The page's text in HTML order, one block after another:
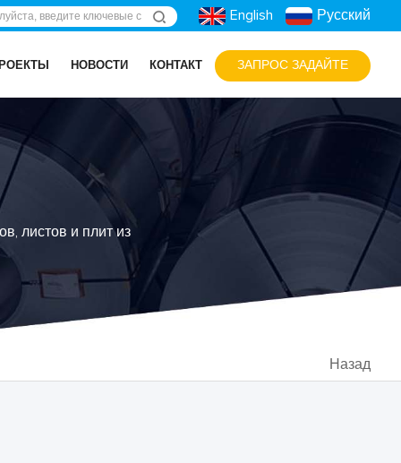
English Русский
НОВОСТИ КОНТАКТ ЗАПРОС ЗАДАЙТЕ
листов и плит из
Назад